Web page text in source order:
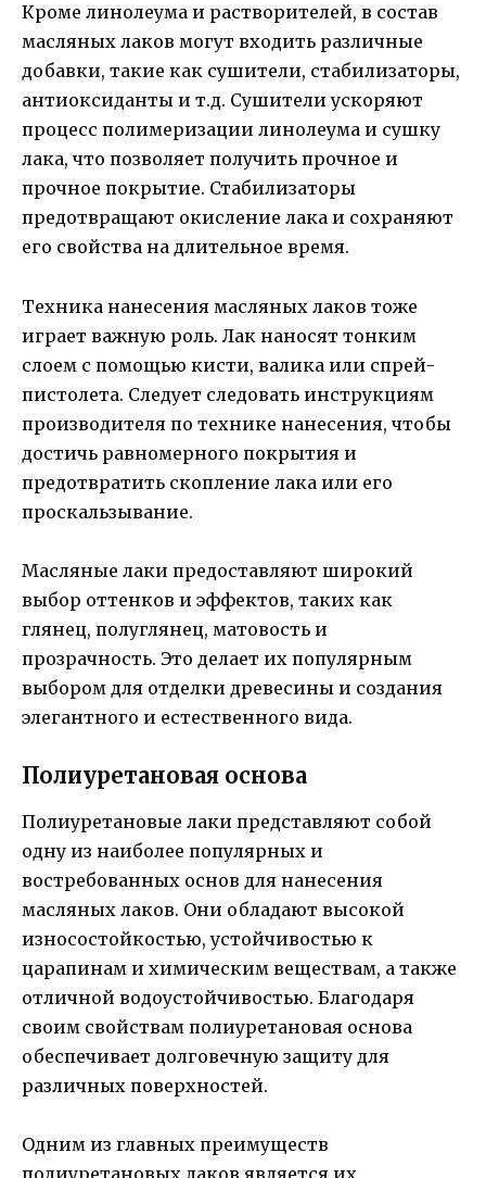
Кроме линолеума и растворителей, в состав
масляных лаков могут входить различные
добавки, такие как сушители, стабилизаторы,
антиоксиданты и т.д. Сушители ускоряют
процесс полимеризации линолеума и сушку
лака, что позволяет получить прочное и
прочное покрытие. Стабилизаторы
предотвращают окисление лака и сохраняют
его свойства на длительное время.
Техника нанесения масляных лаков тоже
играет важную роль. Лак наносят тонким
слоем с помощью кисти, валика или спрей-
пистолета. Следует следовать инструкциям
производителя по технике нанесения, чтобы
достичь равномерного покрытия и
предотвратить скопление лака или его
проскальзывание.
Масляные лаки предоставляют широкий
выбор оттенков и эффектов, таких как
глянец, полуглянец, матовость и
прозрачность. Это делает их популярным
выбором для отделки древесины и создания
элегантного и естественного вида.
Полиуретановая основа
Полиуретановые лаки представляют собой
одну из наиболее популярных и
востребованных основ для нанесения
масляных лаков. Они обладают высокой
износостойкостью, устойчивостью к
царапинам и химическим веществам, а также
отличной водоустойчивостью. Благодаря
своим свойствам полиуретановая основа
обеспечивает долговечную защиту для
различных поверхностей.
Одним из главных преимуществ